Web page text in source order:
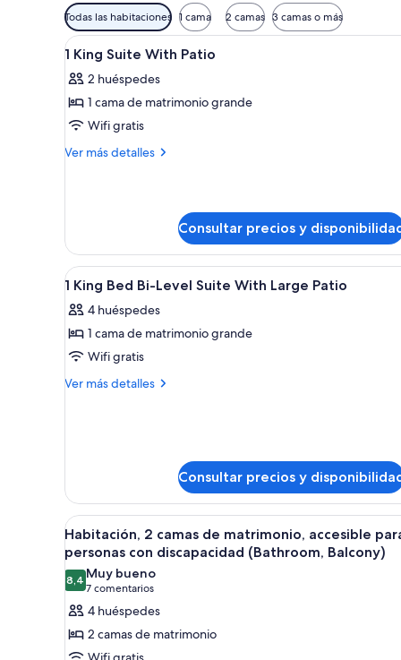
Filtros
disponibles
para
habitaciones
Todas las habitaciones 1 cama 2 camas 3 camas o más
Abrir
todas
las
fotos
de
1
Un hotel con fachada curva,
1
1 King Suite With Patio
2 huéspedes
1 cama de matrimonio grande
Wifi gratis
Ver más detalles
Más
With
Patio
Consultar precios y
Abrir
todas
las
fotos
de
1
With
Large
Patio
Una habitación de hotel con
14
1 King Bed Bi-Level Suite With Large Patio
4 huéspedes
1 cama de matrimonio grande
Wifi gratis
Ver más detalles
Más
Level
Suite
With
Large
Patio
Consultar precios y
Abrir
todas
las
fotos
de
Habitación,
2
Habitación de hotel con dos
3
Habitación, 2 camas de matrimonio, accesible
personas con discapacidad (Bathroom, Balcony)
8,48,4 de 10
Muy bueno
7 comentarios
(7 comentarios)
4 huéspedes
2 camas de matrimonio